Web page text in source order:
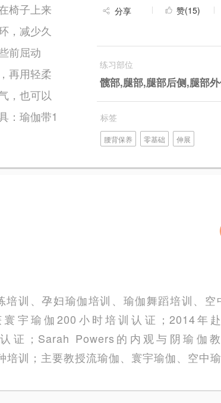
椅子上来
，减少久
前屈动
再用轻柔
，也可以
：瑜伽带1
分享 赞(15)
练习部位
髋部,腿部,腿部后侧,腿部
标签
腰背保养 零基础 伸展
训、孕妇瑜伽培训、瑜伽舞蹈培训、空
宇瑜伽200小时培训认证；2014年
证；Sarah Powers的内观与阴瑜伽
训；主要教授流瑜伽、寰宇瑜伽、空中瑜